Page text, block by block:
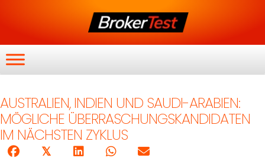
AUSTRALIEN, INDIEN UND SAUDI-ARABIEN:
MÖGLICHE ÜBERRASCHUNGSKANDIDATEN
IM NÄCHSTEN ZYKLUS
𝕏